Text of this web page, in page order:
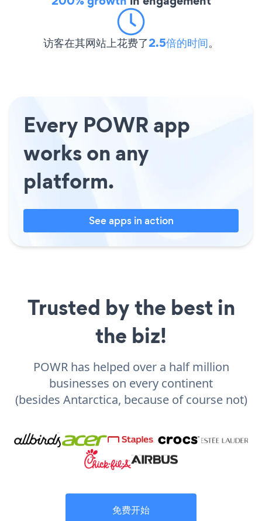
访客在其网站上花费了2.5倍的时间。
Every POWR app
works on any
platform.
See apps in action
Trusted by the best in
the biz!
POWR has helped over a half million
businesses on every continent
(besides Antarctica, because of course not)
免费开始